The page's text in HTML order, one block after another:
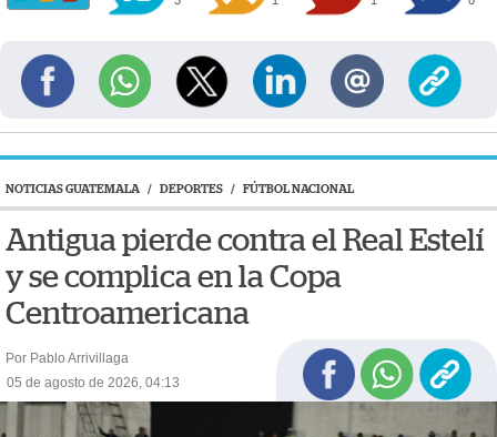
NOTICIAS GUATEMALA / DEPORTES / FÚTBOL NACIONAL
Antigua pierde contra el Real Estelí
y se complica en la Copa
Centroamericana
Por Pablo Arrivillaga
05 de agosto de 2026, 04:13